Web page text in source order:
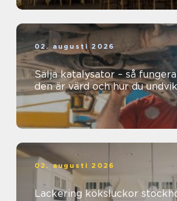
02. augusti 2026
Sälja katalysator – så
den är värd och hur du
02. augusti 2026
Lackering köksluckor stockholm